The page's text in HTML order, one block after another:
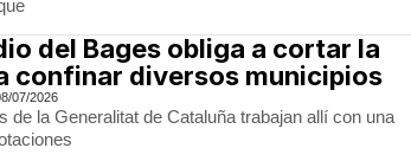
del Bages obliga a cortar la
confinar diversos municipios
07/2026
de la Generalitat de Cataluña trabajan allí con una